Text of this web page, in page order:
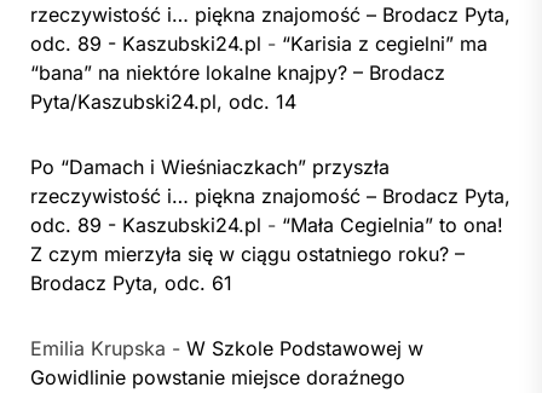
rzeczywistość i… piękna znajomość – Brodacz Pyta,
odc. 89 - Kaszubski24.pl - “Karisia z cegielni” ma
“bana” na niektóre lokalne knajpy? – Brodacz
Pyta/Kaszubski24.pl, odc. 14
Po “Damach i Wieśniaczkach” przyszła
rzeczywistość i… piękna znajomość – Brodacz Pyta,
odc. 89 - Kaszubski24.pl - “Mała Cegielnia” to ona!
Z czym mierzyła się w ciągu ostatniego roku? –
Brodacz Pyta, odc. 61
Emilia Krupska - W Szkole Podstawowej w
Gowidlinie powstanie miejsce doraźnego